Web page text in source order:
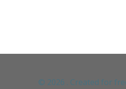
© 2026 . Created for